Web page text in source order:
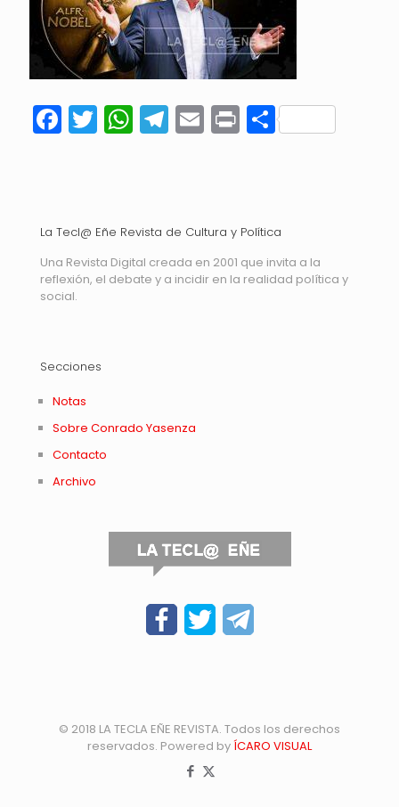
Facebook
Twitter
WhatsApp
Telegram
Email
Print
La Tecl@ Eñe Revista de Cultura y Política
Una Revista Digital creada en 2001 que invita a la
reflexión, el debate y a incidir en la realidad política y
social.
Secciones
Notas
Sobre Conrado Yasenza
Contacto
Archivo
© 2018 LA TECLA EÑE REVISTA. Todos los derechos
reservados. Powered by ÍCARO VISUAL